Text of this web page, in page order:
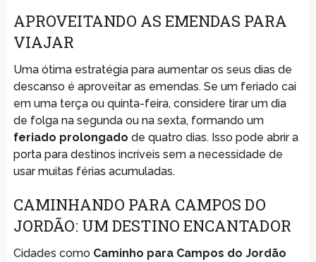
APROVEITANDO AS EMENDAS PARA
VIAJAR
Uma ótima estratégia para aumentar os seus dias de
descanso é aproveitar as emendas. Se um feriado cai
em uma terça ou quinta-feira, considere tirar um dia
de folga na segunda ou na sexta, formando um
feriado prolongado de quatro dias. Isso pode abrir a
porta para destinos incríveis sem a necessidade de
usar muitas férias acumuladas.
CAMINHANDO PARA CAMPOS DO
JORDÃO: UM DESTINO ENCANTADOR
Cidades como Caminho para Campos do Jordão